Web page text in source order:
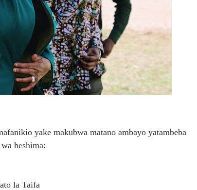
yake makubwa matano ambayo yatambeba
heshima:
la Taifa